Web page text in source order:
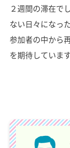
２週間の滞在で
ない日々になっ
参加者の中から
を期待していま